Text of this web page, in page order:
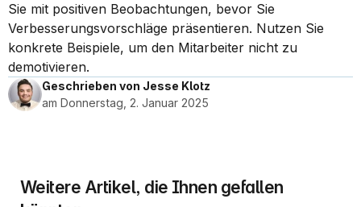
Sie mit positiven Beobachtungen, bevor Sie
Verbesserungsvorschläge präsentieren. Nutzen Sie
konkrete Beispiele, um den Mitarbeiter nicht zu
demotivieren.
Geschrieben von Jesse Klotz
am Donnerstag, 2. Januar 2025
Weitere Artikel, die Ihnen gefallen